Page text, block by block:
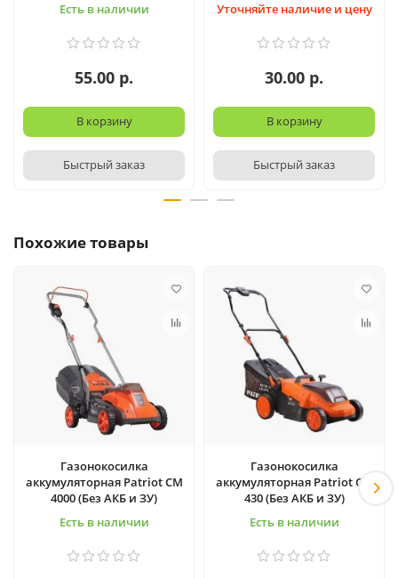
Есть в наличии
55.00 р.
В корзину
Быстрый заказ
Уточняйте наличие и цену
30.00 р.
В корзину
Быстрый заказ
Похожие товары
Газонокосилка
аккумуляторная Patriot CM
4000 (Без АКБ и ЗУ)
Есть в наличии
Газонокосилка
аккумуляторная Patriot CM
430 (Без АКБ и ЗУ)
Есть в наличии